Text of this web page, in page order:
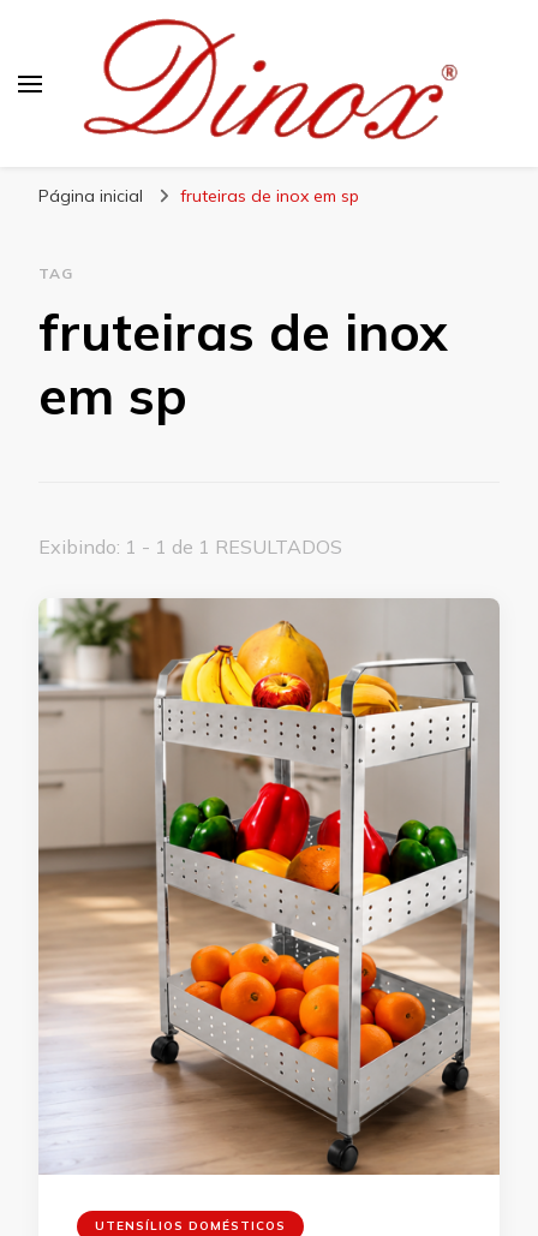
Página inicial fruteiras de inox em sp
TAG
fruteiras de inox
em sp
Exibindo: 1 - 1 de 1 RESULTADOS
UTENSÍLIOS DOMÉSTICOS